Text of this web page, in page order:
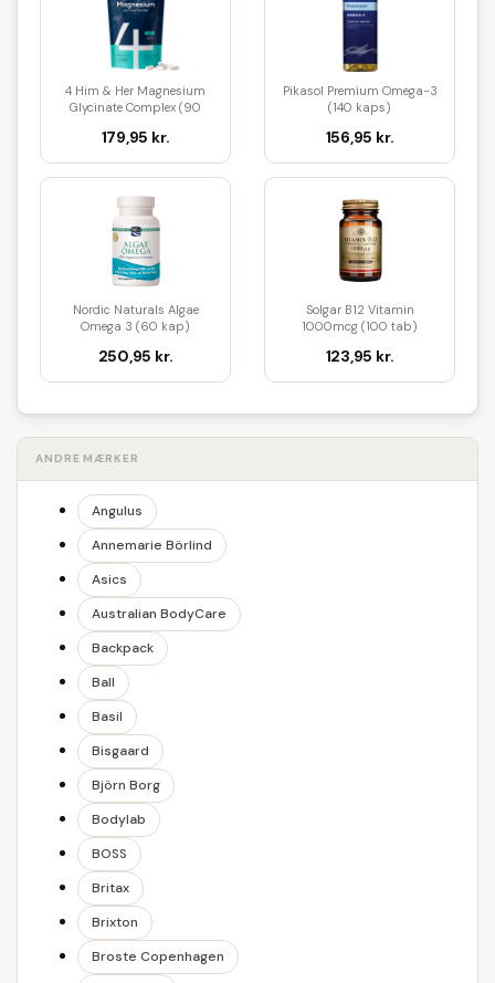
4 Him & Her Magnesium
Glycinate Complex (90
179,95 kr.
Pikasol Premium Omega-3
(140 kaps)
156,95 kr.
Nordic Naturals Algae
Omega 3 (60 kap)
250,95 kr.
Solgar B12 Vitamin
1000mcg (100 tab)
123,95 kr.
ANDRE MÆRKER
Angulus
Annemarie Börlind
Asics
Australian BodyCare
Backpack
Ball
Basil
Bisgaard
Björn Borg
Bodylab
BOSS
Britax
Brixton
Broste Copenhagen